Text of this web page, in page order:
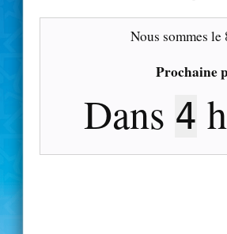
Nous sommes le
Prochaine
Dans 4 h